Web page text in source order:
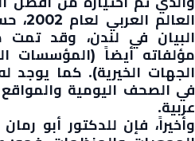
البيان في لندن، وقد تمت
مؤلفاته أيضاً (المؤسسات
الجهات الخيرية). كما يوجد
في الصحف اليومية والمواقع
عربية.
وأخيراً، فإن للدكتور أبو